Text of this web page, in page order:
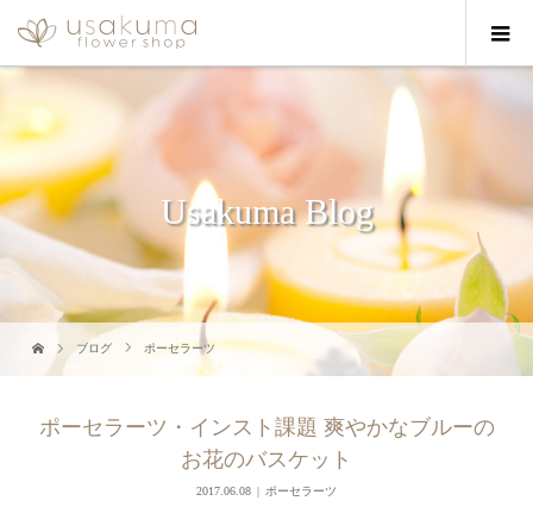
Usakuma Blog
ブログ ポーセラーツ
ポーセラーツ・インスト課題 爽やかなブルーの
お花のバスケット
2017.06.08 ポーセラーツ